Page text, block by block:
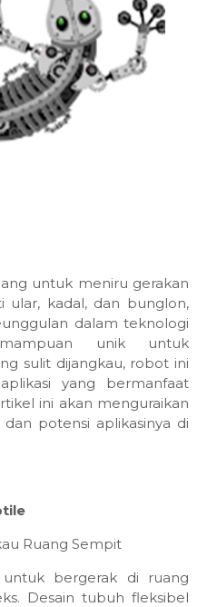
untuk meniru gerakan
kadal, dan bunglon,
dalam teknologi
unik untuk
sulit dijangkau, robot ini
yang bermanfaat
ini akan menguraikan
potensi aplikasinya di
Ruang Sempit
bergerak di ruang
Desain tubuh fleksibel